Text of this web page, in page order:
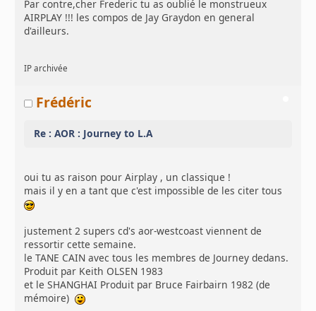
Par contre,cher Frederic tu as oublié le monstrueux
AIRPLAY !!! les compos de Jay Graydon en general
d'ailleurs.
IP archivée
Frédéric
Re : AOR : Journey to L.A
oui tu as raison pour Airplay , un classique !
mais il y en a tant que c'est impossible de les citer tous
justement 2 supers cd's aor-westcoast viennent de
ressortir cette semaine.
le TANE CAIN avec tous les membres de Journey dedans.
Produit par Keith OLSEN 1983
et le SHANGHAI Produit par Bruce Fairbairn 1982 (de
mémoire)